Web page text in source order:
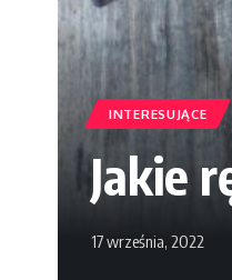
INTERESUJĄCE
Jakie
17 września, 2022